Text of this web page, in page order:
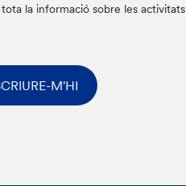
la informació sobre les activitats
M'HI